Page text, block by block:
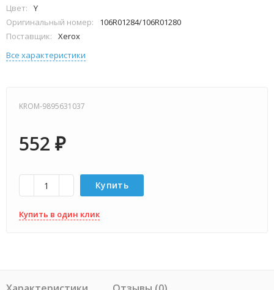
Цвет:
Y
Оригинальный номер:
106R01284/106R01280
Поставщик:
Xerox
Все характеристики
KROM-9895631037
552 ₽
Купить
Купить в один клик